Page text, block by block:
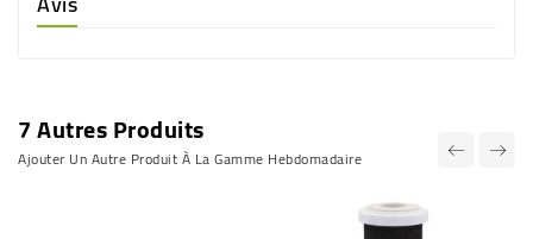
7 Autres Produits
Ajouter Un Autre Produit À La Gamme Hebdomadaire